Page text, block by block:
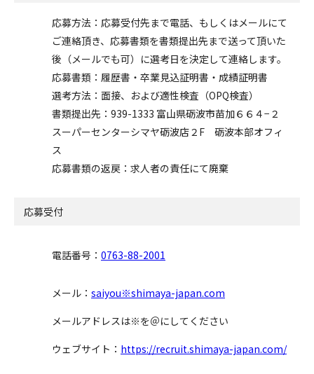
応募方法：応募受付先まで電話、もしくはメールにて
ご連絡頂き、応募書類を書類提出先まで送って頂いた
後（メールでも可）に選考日を決定して連絡します。
応募書類：履歴書・卒業見込証明書・成績証明書
選考方法：面接、および適性検査（OPQ検査）
書類提出先：939-1333 富山県砺波市苗加６６４−２
スーパーセンターシマヤ砺波店２F 砺波本部オフィ
ス
応募書類の返戻：求人者の責任にて廃棄
応募受付
電話番号： 0763-88-2001
メール： saiyou※shimaya-japan.com
メールアドレスは※を＠にしてください
ウェブサイト： https://recruit.shimaya-japan.com/